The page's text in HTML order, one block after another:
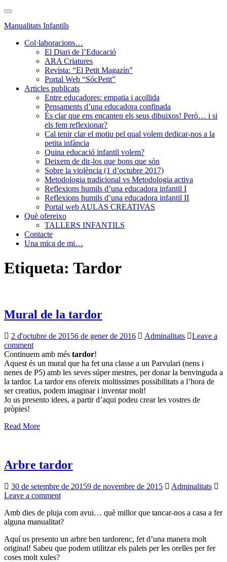
Skip
main
Toggle
navigation
Manualitats Infantils
Col·laboracions…
El Diari de l’Educació
ARA Criatures
Revista: “El Petit Magazín”
Portal Web “SócPetit”
Articles publicats
Entre educadores: empatia i acollida
Pensaments d’una educadora confinada
És clar que ens encanten els seus dibuixos! Però… i si
els fem reflexionar?
Cal tenir clar el motiu pel qual volem dedicar-nos a la
petita infància
Quina educació infantil volem?
Deixem de dir-los que bons que són
Sobre la violència (1 d’octubre 2017)
Metodologia tradicional vs Metodologia activa
Reflexions humils d’una educadora infantil I
Reflexions humils d’una educadora infantil II
Portal web AULAS CREATIVAS
Què ofereixo
TALLERS INFANTILS
Contacte
Una mica de mi…
Etiqueta: Tardor
Mural de la tardor
2 d'octubre de 20156 de gener de 2016 Adminalitats
Leave a
comment
Continuem amb més tardor!
Aquest és un mural que ha fet una classe a un Parvulari (nens i
nenes de P5) amb les seves súper mestres, per donar la benvinguda a
la tardor. La tardor ens ofereix moltissimes possibilitats a l’hora de
ser creatius, podem imaginar i inventar molt!
Jo us presento idees, a partir d’aqui podeu crear les vostres de
pròpies!
Read More
Arbre tardor
30 de setembre de 20159 de novembre de 2015
Adminalitats
Leave a comment
Amb dies de pluja com avui… què millor que tancar-nos a casa a fer
alguna manualitat?
Aquí us presento un arbre ben tardorenc, fet d’una manera molt
original! Sabeu que podem utilitzar els palets per les orelles per fer
coses molt xules?